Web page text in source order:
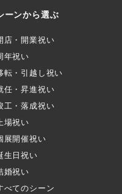
ーンから選ぶ
店・開業祝い
年祝い
転・引越し祝い
任・昇進祝い
工・落成祝い
場祝い
展開催祝い
生日祝い
婚祝い
べてのシーン